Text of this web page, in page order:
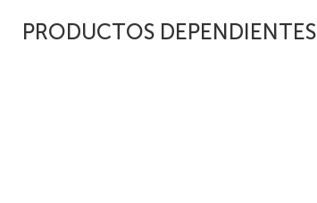
PRODUCTOS DEPENDIENTES